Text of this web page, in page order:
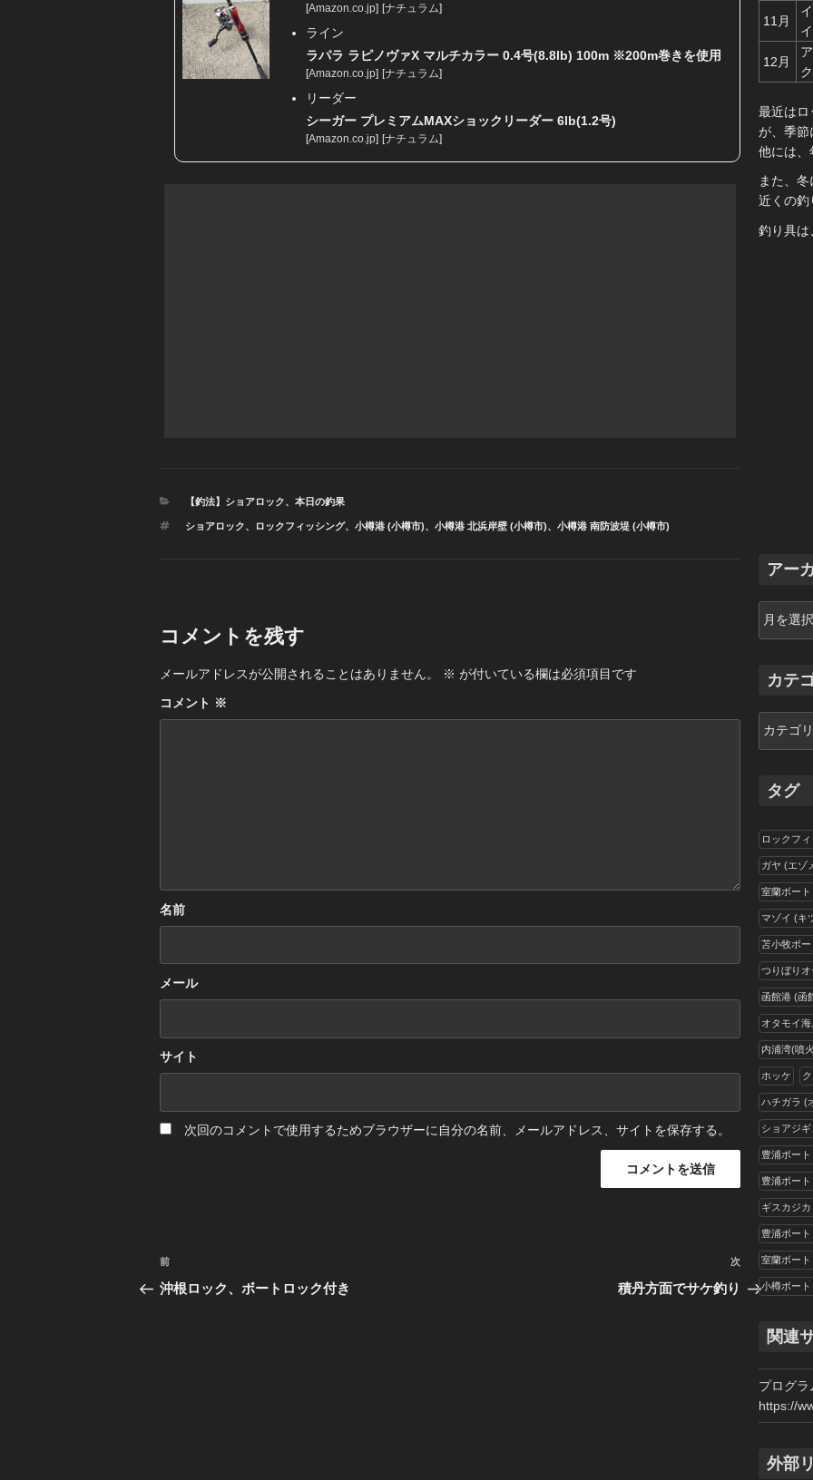
[Amazon.co.jp] [ナチュラム]
ライン
ラパラ ラピノヴァX マルチカラー 0.4号(8.8lb) 100m ※200m巻きを使用
[Amazon.co.jp] [ナチュラム]
リーダー
シーガー プレミアムMAXショックリーダー 6lb(1.2号)
[Amazon.co.jp] [ナチュラム]
カ
ゴ
【釣法】ショアロック、 本日の釣果
タ
ショアロック、 ロックフィッシング、 小樽港 (小樽市)、 小樽港 北浜岸壁 (小樽市)、 小樽港 南防波堤 (小樽市)
コメントを残す
メールアドレスが公開されることはありません。 ※ が付いている欄は必須項目です
コメント ※
名前
メール
サイト
次回のコメントで使用するためブラウザーに自分の名前、メールアドレス、サイトを保存する。
投
稿
前
の
投
前
沖根ロック、ボートロック付き
次
次
積丹方面でサケ釣り
11月
12月
最近はロ
が、季節
他には、
また、
近くの釣
釣り具は
アー
ー
ブ
カテ
ー
タグ
ロックフ
ガヤ (エゾ
室蘭ボー
マゾイ (キ
苫小牧ボ
つりぼり
函館港 (函
オタモイ
内浦湾(噴
ホッケ
ハチガラ (
ショアジ
豊浦ボー
豊浦ボー
ギスカジ
豊浦ボー
室蘭ボー
小樽ボー
関連
プログ
https://
外部